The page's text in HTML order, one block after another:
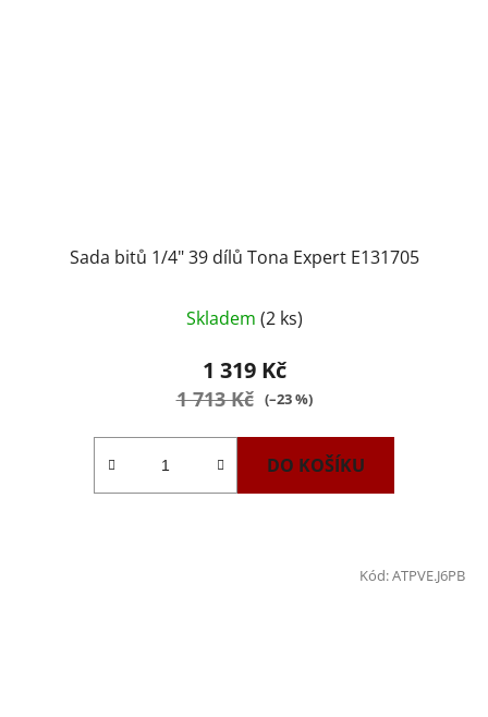
Sada bitů 1/4" 39 dílů Tona Expert E131705
Skladem (2 ks)
1 319 Kč
1 713 Kč (–23 %)
DO KOŠÍKU
Kód:ATPVE.J6PB